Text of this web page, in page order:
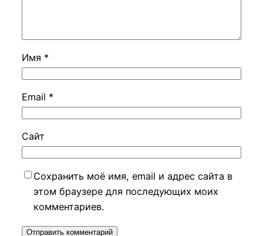
Имя *
Email *
Сайт
Сохранить моё имя, email и адрес сайта в
этом браузере для последующих моих
комментариев.